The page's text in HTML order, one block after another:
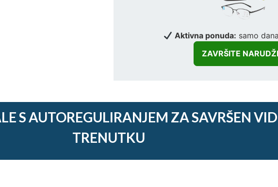
Aktivna ponuda: samo
S AUTOREGULIRANJEM ZA SAVRŠEN
TRENUTKU